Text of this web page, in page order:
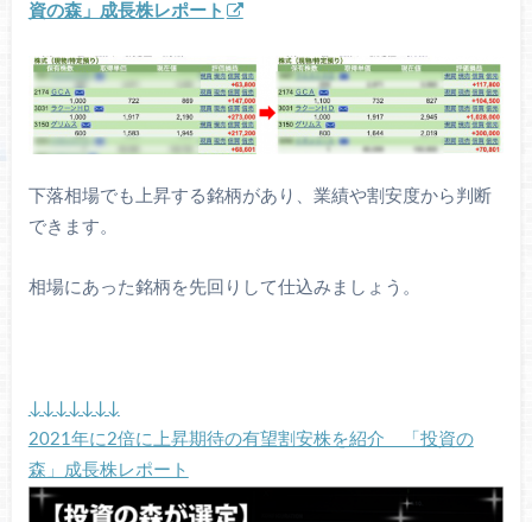
資の森」成長株レポート
下落相場でも上昇する銘柄があり、業績や割安度から判断
できます。
相場にあった銘柄を先回りして仕込みましょう。
↓↓↓↓↓↓↓
2021年に2倍に上昇期待の有望割安株を紹介 「投資の
森」成長株レポート